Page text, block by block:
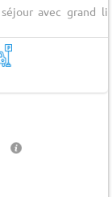
avec grand